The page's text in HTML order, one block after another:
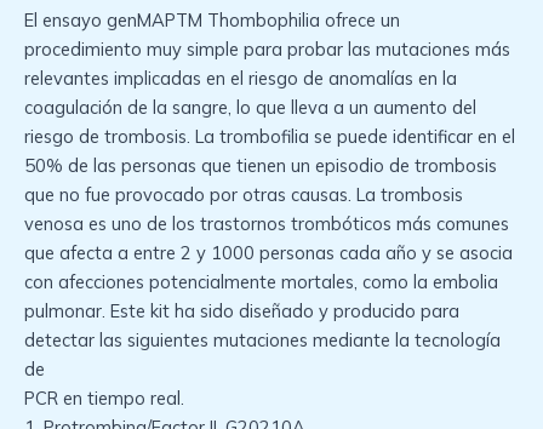
El ensayo genMAPTM Thombophilia ofrece un
procedimiento muy simple para probar las mutaciones más
relevantes implicadas en el riesgo de anomalías en la
coagulación de la sangre, lo que lleva a un aumento del
riesgo de trombosis. La trombofilia se puede identificar en el
50% de las personas que tienen un episodio de trombosis
que no fue provocado por otras causas. La trombosis
venosa es uno de los trastornos trombóticos más comunes
que afecta a entre 2 y 1000 personas cada año y se asocia
con afecciones potencialmente mortales, como la embolia
pulmonar. Este kit ha sido diseñado y producido para
detectar las siguientes mutaciones mediante la tecnología
de
PCR en tiempo real.